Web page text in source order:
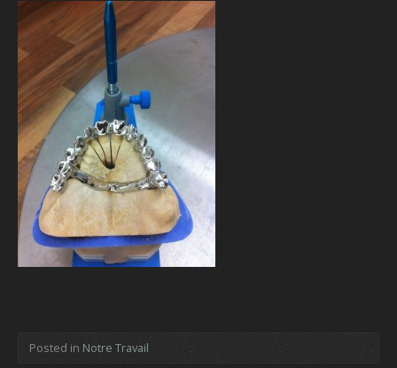
Posted in Notre Travail